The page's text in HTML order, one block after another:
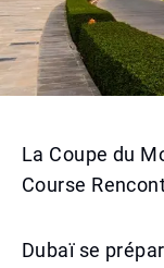
La Coupe du
Course
Dubaï se